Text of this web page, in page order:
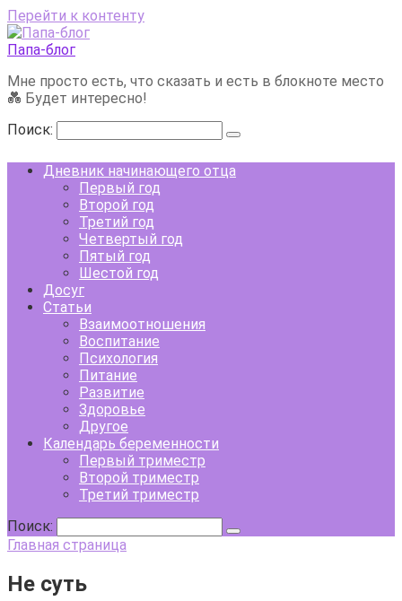
Перейти к контенту
Папа-блог
Мне просто есть, что сказать и есть в блокноте место
💑 Будет интересно!
Поиск:
Дневник начинающего отца
Первый год
Второй год
Третий год
Четвертый год
Пятый год
Шестой год
Досуг
Статьи
Взаимоотношения
Воспитание
Психология
Питание
Развитие
Здоровье
Другое
Календарь беременности
Первый триместр
Второй триместр
Третий триместр
Поиск:
Главная страница
Не суть